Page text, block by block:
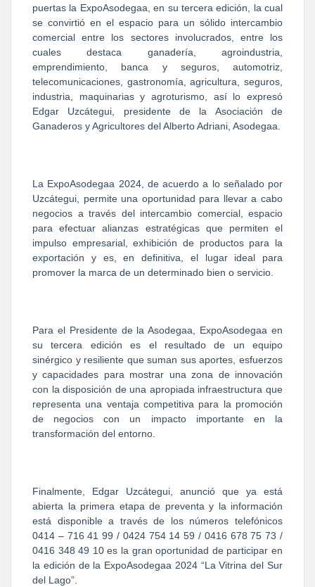
puertas la ExpoAsodegaa, en su tercera edición, la cual
se convirtió en el espacio para un sólido intercambio
comercial entre los sectores involucrados, entre los
cuales destaca ganadería, agroindustria,
emprendimiento, banca y seguros, automotriz,
telecomunicaciones, gastronomía, agricultura, seguros,
industria, maquinarias y agroturismo, así lo expresó
Edgar Uzcátegui, presidente de la Asociación de
Ganaderos y Agricultores del Alberto Adriani, Asodegaa.
La ExpoAsodegaa 2024, de acuerdo a lo señalado por
Uzcátegui, permite una oportunidad para llevar a cabo
negocios a través del intercambio comercial, espacio
para efectuar alianzas estratégicas que permiten el
impulso empresarial, exhibición de productos para la
exportación y es, en definitiva, el lugar ideal para
promover la marca de un determinado bien o servicio.
Para el Presidente de la Asodegaa, ExpoAsodegaa en
su tercera edición es el resultado de un equipo
sinérgico y resiliente que suman sus aportes, esfuerzos
y capacidades para mostrar una zona de innovación
con la disposición de una apropiada infraestructura que
representa una ventaja competitiva para la promoción
de negocios con un impacto importante en la
transformación del entorno.
Finalmente, Edgar Uzcátegui, anunció que ya está
abierta la primera etapa de preventa y la información
está disponible a través de los números telefónicos
0414 – 716 41 99 / 0424 754 14 59 / 0416 678 75 73 /
0416 348 49 10 es la gran oportunidad de participar en
la edición de la ExpoAsodegaa 2024 “La Vitrina del Sur
del Lago”.